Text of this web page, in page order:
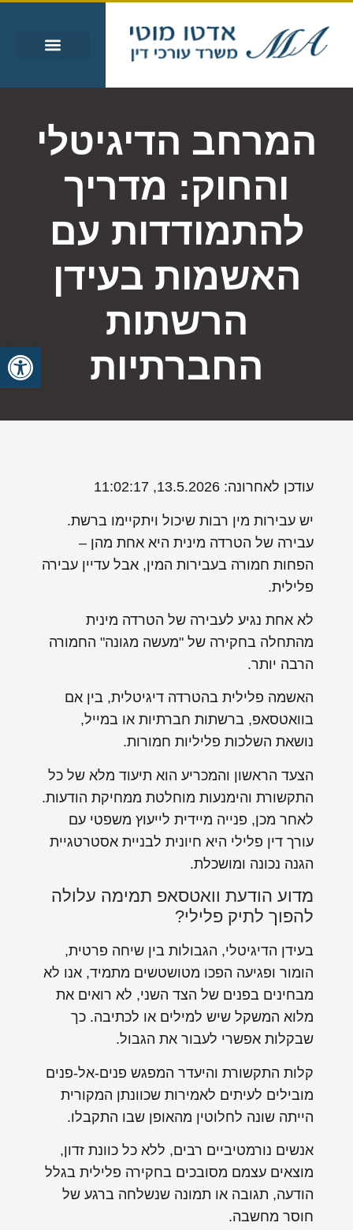
המרחב הדיגיטלי
והחוק: מדריך
להתמודדות עם
האשמות בעידן
הרשתות
החברתיות
עודכן לאחרונה: 13.5.2026, 11:02:17
יש עבירות מין רבות שיכול ויתקיימו ברשת.
עבירה של הטרדה מינית היא אחת מהן –
הפחות חמורה בעבירות המין, אבל עדיין עבירה
פלילית.
לא אחת נגיע לעבירה של הטרדה מינית
מהתחלה בחקירה של "מעשה מגונה" החמורה
הרבה יותר.
האשמה פלילית בהטרדה דיגיטלית, בין אם
בוואטסאפ, ברשתות חברתיות או במייל,
נושאת השלכות פליליות חמורות.
הצעד הראשון והמכריע הוא תיעוד מלא של כל
התקשורת והימנעות מוחלטת ממחיקת הודעות.
לאחר מכן, פנייה מיידית לייעוץ משפטי עם
עורך דין פלילי היא חיונית לבניית אסטרטגיית
הגנה נכונה ומושכלת.
מדוע הודעת וואטסאפ תמימה עלולה
להפוך לתיק פלילי?
בעידן הדיגיטלי, הגבולות בין שיחה פרטית,
הומור ופגיעה הפכו מטושטשים מתמיד, אנו לא
מבחינים בפנים של הצד השני, לא רואים את
מלוא המשקל שיש למילים או לכתיבה. כך
שבקלות אפשרי לעבור את הגבול.
קלות התקשורת והיעדר המפגש פנים-אל-פנים
מובילים לעיתים לאמירות שכוונתן המקורית
הייתה שונה לחלוטין מהאופן שבו התקבלו.
אנשים נורמטיביים רבים, ללא כל כוונת זדון,
מוצאים עצמם מסובכים בחקירה פלילית בגלל
הודעה, תגובה או תמונה שנשלחה ברגע של
חוסר מחשבה.
פתח